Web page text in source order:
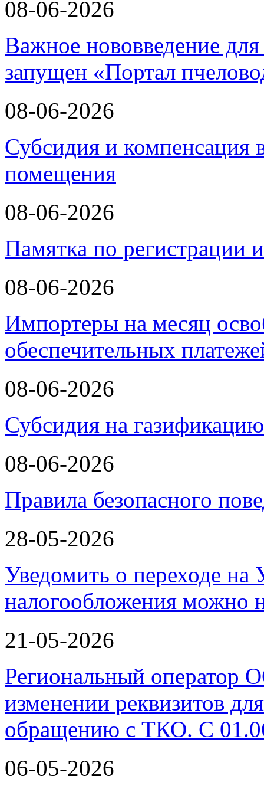
08-06-2026
Важное нововведение
запущен «Портал
08-06-2026
Субсидия и компенсация
помещения
08-06-2026
Памятка по
08-06-2026
Импортеры на месяц
обеспечительных
08-06-2026
Субсидия на
08-06-2026
Правила безопасного
28-05-2026
Уведомить о переходе
налогообложения можно
21-05-2026
Региональный
изменении реквизитов
обращению с ТКО. С
06-05-2026